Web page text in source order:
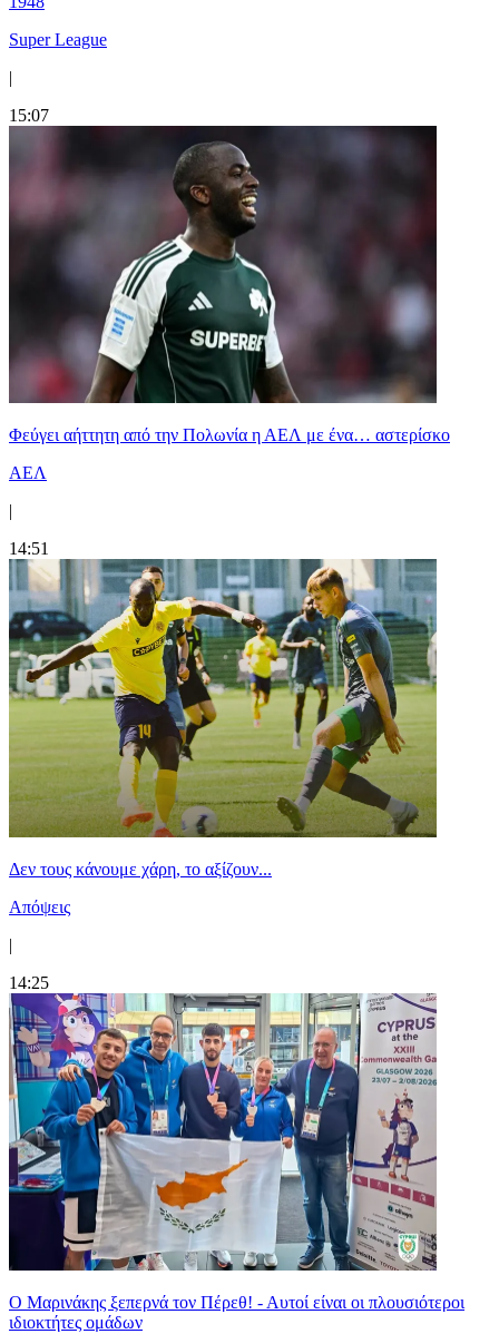
Super League
|
15:07
Φεύγει αήττητη από την Πολωνία η ΑΕΛ με ένα… αστερίσκο
ΑΕΛ
|
14:51
Δεν τους κάνουμε χάρη, το αξίζουν...
Απόψεις
|
14:25
Ο Μαρινάκης ξεπερνά τον Πέρεθ! - Αυτοί είναι οι πλουσιότεροι
ιδιοκτήτες ομάδων